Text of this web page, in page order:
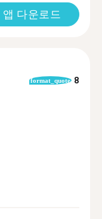
앱 다운로드
format_quote 8